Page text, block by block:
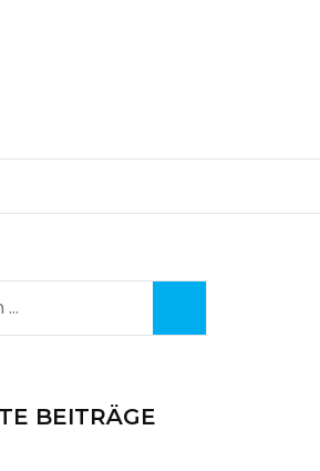
BEITRÄGE